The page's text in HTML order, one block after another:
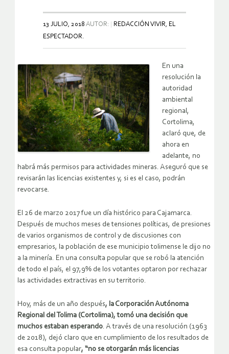
13 JULIO, 2018 AUTOR:
REDACCIÓN VIVIR, EL
ESPECTADOR.
En una
resolución la
autoridad
ambiental
regional,
Cortolima,
aclaró que, de
ahora en
adelante, no
habrá más permisos para actividades mineras. Aseguró que se
revisarán las licencias existentes y, si es el caso, podrán
revocarse.
El 26 de marzo 2017 fue un día histórico para Cajamarca.
Después de muchos meses de tensiones políticas, de presiones
de varios organismos de control y de discusiones con
empresarios, la población de ese municipio tolimense le dijo no
a la minería. En una consulta popular que se robó la atención
de todo el país, el 97,9% de los votantes optaron por rechazar
las actividades extractivas en su territorio.
Hoy, más de un año después, la Corporación Autónoma
Regional del Tolima (Cortolima), tomó una decisión que
muchos estaban esperando. A través de una resolución (1963
de 2018), dejó claro que en cumplimiento de los resultados de
esa consulta popular, “no se otorgarán más licencias